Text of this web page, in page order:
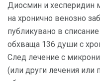
Диосмин и хесперидин
на хронично венозно
публикувано в списание
обхваща 136 души с
След лечение с
(или други лечения или